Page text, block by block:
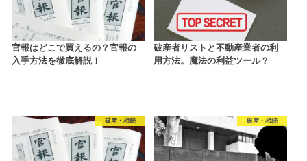
官報はどこで買えるの？官報の
入手方法を徹底解説！
破産者リストと不動産業者の利
用方法。魔法の利益ツール？
破産・相続 破産・相続